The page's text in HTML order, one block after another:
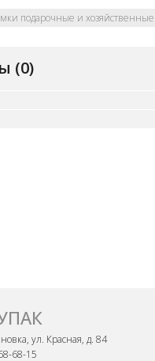
подарочные и хозяйственные
(0)
ул. Красная, д. 84
68-15